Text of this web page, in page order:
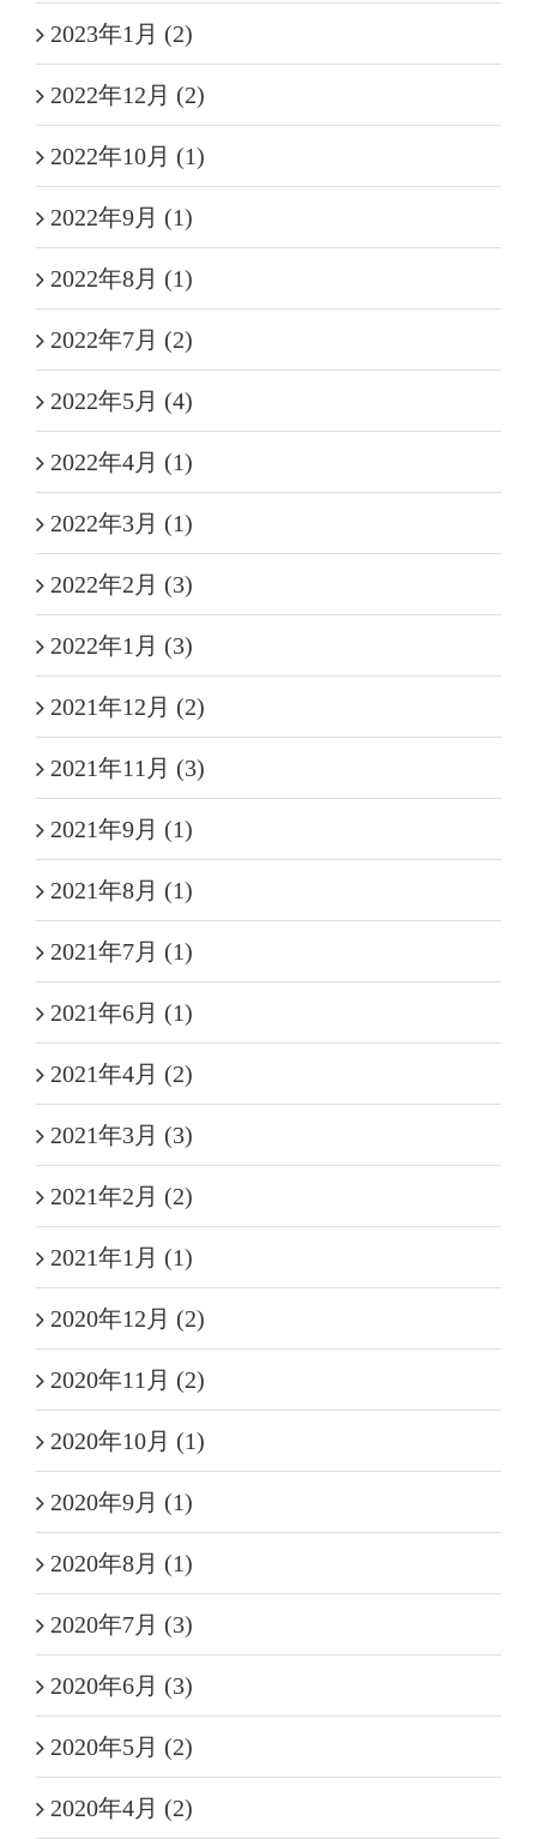
2023年1月 (2)
2022年12月 (2)
2022年10月 (1)
2022年9月 (1)
2022年8月 (1)
2022年7月 (2)
2022年5月 (4)
2022年4月 (1)
2022年3月 (1)
2022年2月 (3)
2022年1月 (3)
2021年12月 (2)
2021年11月 (3)
2021年9月 (1)
2021年8月 (1)
2021年7月 (1)
2021年6月 (1)
2021年4月 (2)
2021年3月 (3)
2021年2月 (2)
2021年1月 (1)
2020年12月 (2)
2020年11月 (2)
2020年10月 (1)
2020年9月 (1)
2020年8月 (1)
2020年7月 (3)
2020年6月 (3)
2020年5月 (2)
2020年4月 (2)